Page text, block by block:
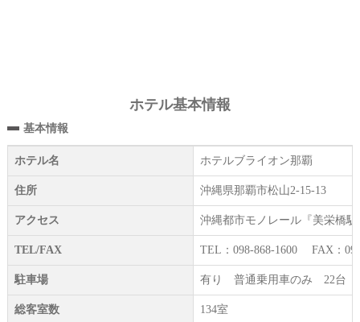
ホテル基本情報
基本情報
ホテル名 ホテルブライオン那覇
住所 沖縄県那覇市松山2-15-13
アクセス 沖縄都市モノレール『美栄橋
TEL/FAX TEL：098-868-1600 FAX：
駐車場 有り 普通乗用車のみ 22台
総客室数 134室